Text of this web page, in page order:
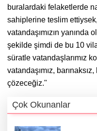
buralardaki felaketlerde
sahiplerine teslim
vatandaşımızın yanında
şekilde şimdi de bu 10
süratle vatandaşlarımız
vatandaşımız,
çözeceğiz."
Çok Okunanlar